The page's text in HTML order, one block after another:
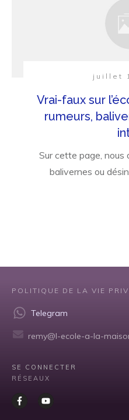
juillet
Vrai-faux sur
rumeurs,
Sur cette page, nous
balivernes ou
POLITIQUE DE LA VIE
Telegram
remy@l-ecole-a-la-
SE CONNECTER
RÉSEAUX